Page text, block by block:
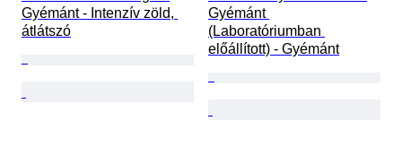
Gyémánt - Intenzív zöld,
átlátszó
Gyémánt
(Laboratóriumban
előállított) - Gyémánt